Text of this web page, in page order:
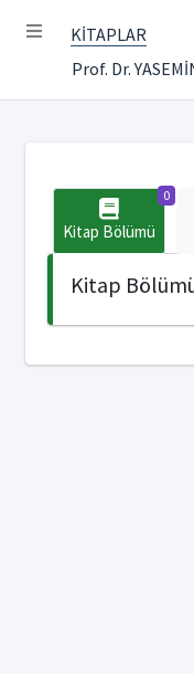
KİTAPLAR
Prof. Dr.
0
Kitap Bölümü
Kitap